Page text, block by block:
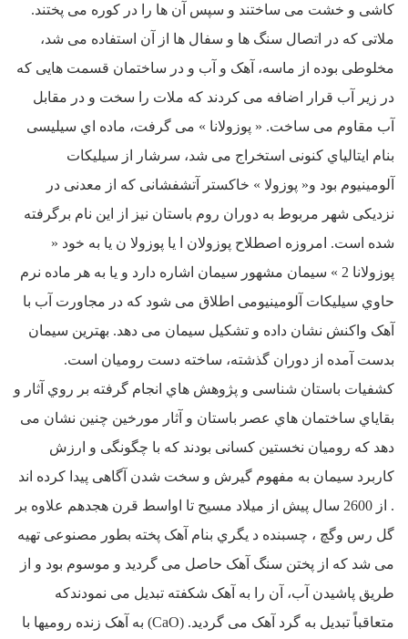
کاشی و خشت می ساختند و سپس آن ها را در کوره می پختند.
ملاتی که در اتصال سنگ ها و سفال ها از آن استفاده می شد،
مخلوطی بوده از ماسه، آهک و آب و در ساختمان قسمت هایی که
در زیر آب قرار اضافه می کردند که ملات را سخت و در مقابل
آب مقاوم می ساخت. « پوزولانا » می گرفت، ماده اي سیلیسی
بنام ایتالیاي کنونی استخراج می شد، سرشار از سیلیکات
آلومینیوم بود و« پوزولا » خاکستر آتشفشانی که از معدنی در
نزدیکی شهر مربوط به دوران روم باستان نیز از این نام برگرفته
شده است. امروزه اصطلاح پوزولان ا یا پوزولا ن یا به خود «
پوزولانا 2 » سیمان مشهور سیمان اشاره دارد و یا به هر ماده نرم
حاوي سیلیکات آلومینیومی اطلاق می شود که در مجاورت آب با
آهک واکنش نشان داده و تشکیل سیمان می دهد. بهترین سیمان
بدست آمده از دوران گذشته، ساخته دست رومیان است.
کشفیات باستان شناسی و پژوهش هاي انجام گرفته بر روي آثار و
بقایاي ساختمان هاي عصر باستان و آثار مورخین چنین نشان می
دهد که رومیان نخستین کسانی بودند که با چگونگی و ارزش
کاربرد سیمان به مفهوم گیرش و سخت شدن آگاهی پیدا کرده اند
. از 2600 سال پیش از میلاد مسیح تا اواسط قرن هجدهم علاوه بر
گل رس وگچ ، چسبنده د یگري بنام آهک پخته بطور مصنوعی تهیه
می شد که از پختن سنگ آهک حاصل می گردید و موسوم بود و از
طریق پاشیدن آب، آن را به آهک شکفته تبدیل می نمودندکه
متعاقباً تبدیل به گرد آهک می گردید. (CaO) به آهک زنده رومیها با